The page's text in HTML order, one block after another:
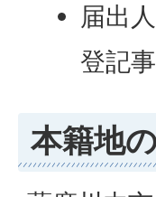
届出
登記
本籍地